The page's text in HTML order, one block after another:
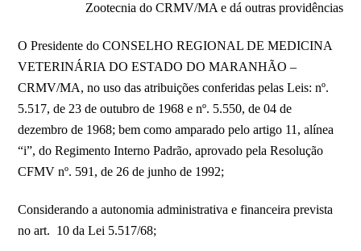
Zootecnia do CRMV/MA e dá outras providências
O Presidente do CONSELHO REGIONAL DE MEDICINA
VETERINÁRIA DO ESTADO DO MARANHÃO –
CRMV/MA, no uso das atribuições conferidas pelas Leis: nº.
5.517, de 23 de outubro de 1968 e nº. 5.550, de 04 de
dezembro de 1968; bem como amparado pelo artigo 11, alínea
“i”, do Regimento Interno Padrão, aprovado pela Resolução
CFMV nº. 591, de 26 de junho de 1992;
Considerando a autonomia administrativa e financeira prevista
no art. 10 da Lei 5.517/68;